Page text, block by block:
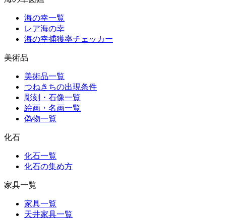
海の幸一覧
レア海の幸
海の幸捕獲率チェッカー
美術品
美術品一覧
つねきちの出現条件
彫刻・石像一覧
絵画・名画一覧
偽物一覧
化石
化石一覧
化石の集め方
家具一覧
家具一覧
天井家具一覧